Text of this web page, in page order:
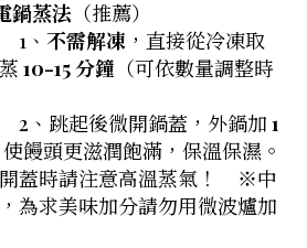
鍋蒸法 （推薦）
1、 不需解凍 ，直接從冷凍取
10-15 分鐘 （可依數量調整時
後微開鍋蓋，外鍋加 1
饅頭更滋潤飽滿，保溫保濕。
開蓋時請注意高溫蒸氣！
※中
為求美味加分請勿用微波爐加